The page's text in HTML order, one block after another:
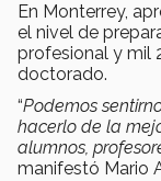
En Monterrey,
el nivel de
profesional y mil
doctorado.
“Podemos
hacerlo de la
alumnos,
manifestó Mario